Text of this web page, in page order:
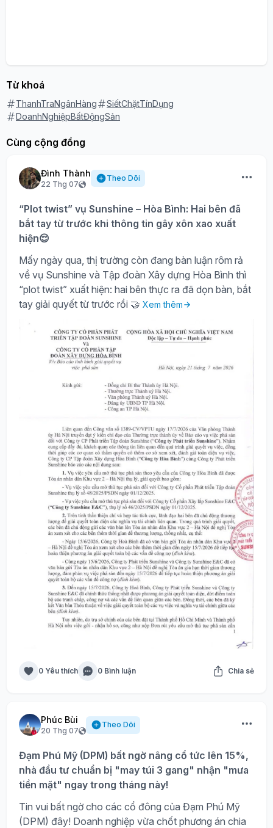
Từ khoá
ThanhTraNgânHàng
SiếtChặtTínDụng
DoanhNghiệpBấtĐộngSản
Cùng cộng đồng
Đình Thành
22 Thg 07
Theo Dõi
“Plot twist” vụ Sunshine – Hòa Bình: Hai bên đã
bắt tay từ trước khi thông tin gây xôn xao xuất
hiện😌
Mấy ngày qua, thị trường còn đang bàn luận rôm rả
về vụ Sunshine và Tập đoàn Xây dựng Hòa Bình thì
“plot twist” xuất hiện: hai bên thực ra đã dọn bàn, bắt
tay giải quyết từ trước rồi 🤝 Xem thêm
0 Yêu thích 0 Bình luận Chia sẻ
Phúc Bùi
20 Thg 07
Theo Dõi
Đạm Phú Mỹ (DPM) bất ngờ nâng cổ tức lên 15%,
nhà đầu tư chuẩn bị "may túi 3 gang" nhận "mưa
tiền mặt" ngay trong tháng này!
Tin vui bất ngờ cho các cổ đông của Đạm Phú Mỹ
(DPM) đây! Doanh nghiệp vừa chốt phương án chia